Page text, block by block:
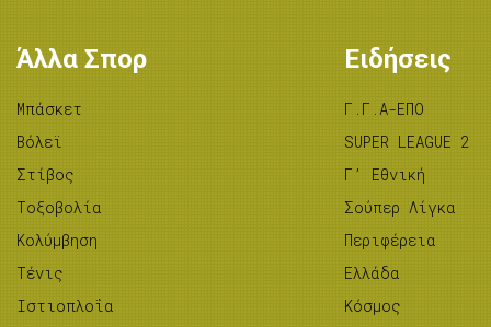
Άλλα Σπορ
Μπάσκετ
Βόλεϊ
Στίβος
Tοξοβολία
Κολύμβηση
Τένις
Ιστιοπλοΐα
Ειδήσεις
Γ.Γ.Α-ΕΠΟ
SUPER LEAGUE 2
Γ’ Εθνική
Σούπερ Λίγκα
Περιφέρεια
Ελλάδα
Κόσμος